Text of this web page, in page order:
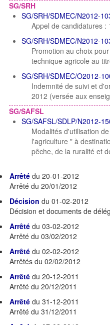
SG/SRH
SG/SRH/SDMEC/N2012-
Appel de candidatures :
SG/SRH/SDMEC/N2012-
Promotion au choix
technique agricole au
SG/SRH/SDMEC/O2012-
Indemnité de suivi et
2012 (versée aux
SG/SAFSL
SG/SAFSL/SDLP/N2012-
Modalités d'utilisation
l'agriculture " à
pêche, de la ruralité et
Arrêté du 20-01-2012
Arrêté du 20/01/2012
Décision du 01-02-2012
Décision et documents de
Arrêté du 03-02-2012
Arrêté du 03/02/2012
Arrêté du 02-02-2012
Arrêtés du 02/02/2012
Arrêté du 20-12-2011
Arrêté du 20/12/2011
Arrêté du 31-12-2011
Arrêté du 31/12/2011